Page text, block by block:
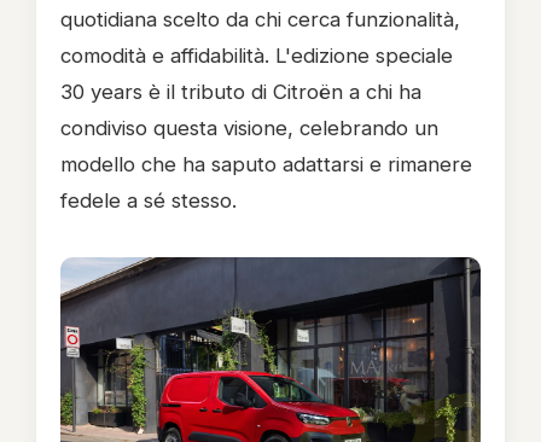
quotidiana scelto da chi cerca funzionalità,
comodità e affidabilità. L'edizione speciale
30 years è il tributo di Citroën a chi ha
condiviso questa visione, celebrando un
modello che ha saputo adattarsi e rimanere
fedele a sé stesso.